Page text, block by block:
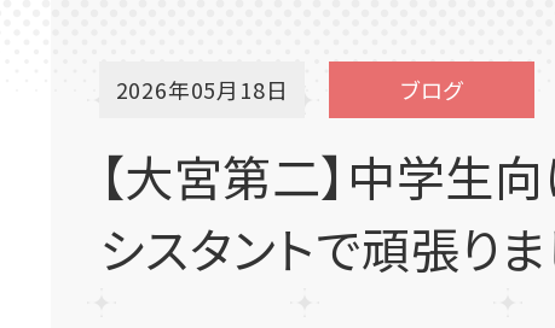
2026年05月18日 ブログ
【大宮第二】中学生
シスタントで頑張り